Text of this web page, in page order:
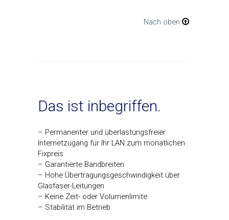
Nach oben
Das ist inbegriffen.
– Permanenter und überlastungsfreier
Internetzugang für Ihr LAN zum monatlichen
Fixpreis
– Garantierte Bandbreiten
– Hohe Übertragungsgeschwindigkeit über
Glasfaser-Leitungen
– Keine Zeit- oder Volumenlimite
– Stabilität im Betrieb